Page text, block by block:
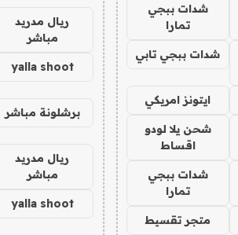
شدات ببجي
تمارا
شدات ببجي تابي
ايتونز امريكي
شحن يلا لودو
اقساط
شدات ببجي
تمارا
متجر تقسيط
ريال مدريد
مباشر
yalla shoot
برشلونة مباشر
ريال مدريد
مباشر
yalla shoot